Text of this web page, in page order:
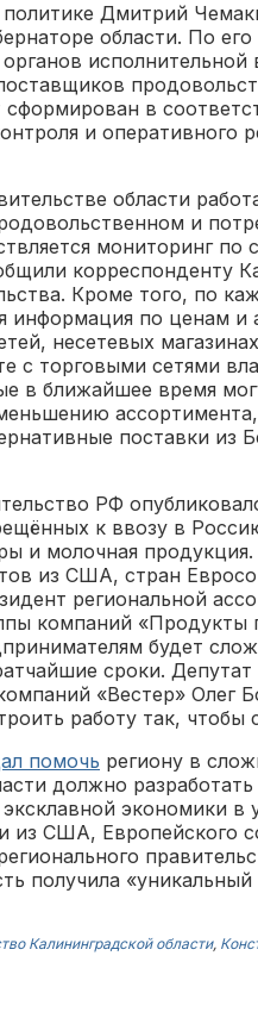
Дмитрий
области. По
исполнительной
сформирован в
и оперативного
области
и
мониторинг по
корреспонденту
Кроме того, по
информация по ценам и
несетевых
с торговыми сетями
в ближайшее время
поставки из
РФ
к ввозу в
и молочная
из США, стран
региональной
компаний «Продукты
будет
сроки.
«Вестер» Олег
работу так, чтобы
помочь региону в
должно
экономики в
из США, Европейского
получила
Калининградской области,